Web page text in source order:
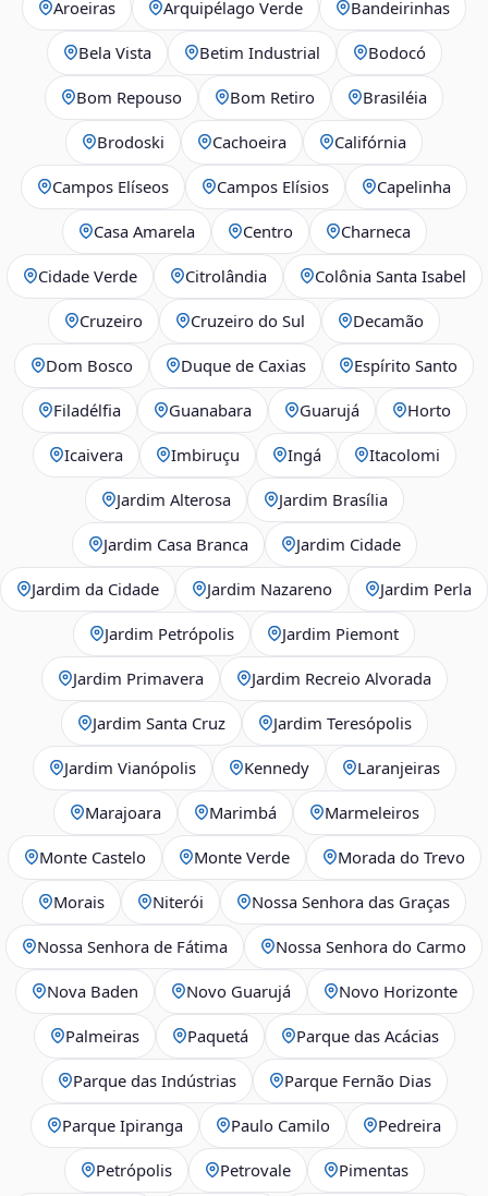
Aroeiras Arquipélago Verde Bandeirinhas
Bela Vista Betim Industrial Bodocó
Bom Repouso Bom Retiro Brasiléia
Brodoski Cachoeira Califórnia
Campos Elíseos Campos Elísios Capelinha
Casa Amarela Centro Charneca
Cidade Verde Citrolândia Colônia Santa Isabel
Cruzeiro Cruzeiro do Sul Decamão
Dom Bosco Duque de Caxias Espírito Santo
Filadélfia Guanabara Guarujá Horto
Icaivera Imbiruçu Ingá Itacolomi
Jardim Alterosa Jardim Brasília
Jardim Casa Branca Jardim Cidade
Jardim da Cidade Jardim Nazareno Jardim Perla
Jardim Petrópolis Jardim Piemont
Jardim Primavera Jardim Recreio Alvorada
Jardim Santa Cruz Jardim Teresópolis
Jardim Vianópolis Kennedy Laranjeiras
Marajoara Marimbá Marmeleiros
Monte Castelo Monte Verde Morada do Trevo
Morais Niterói Nossa Senhora das Graças
Nossa Senhora de Fátima Nossa Senhora do Carmo
Nova Baden Novo Guarujá Novo Horizonte
Palmeiras Paquetá Parque das Acácias
Parque das Indústrias Parque Fernão Dias
Parque Ipiranga Paulo Camilo Pedreira
Petrópolis Petrovale Pimentas